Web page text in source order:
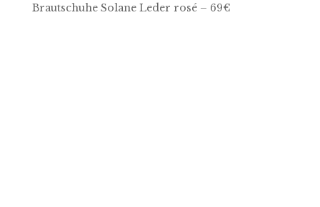
Brautschuhe Solane Leder rosé – 69€